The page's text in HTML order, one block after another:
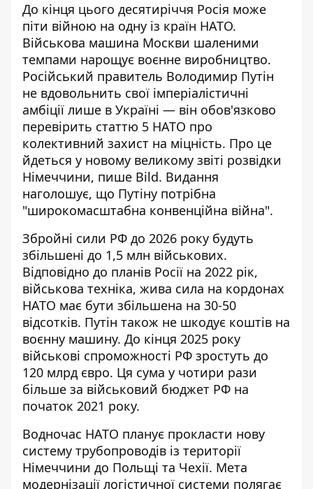
До кінця цього десятиріччя Росія може
піти війною на одну із країн НАТО.
Військова машина Москви шаленими
темпами нарощує воєнне виробництво.
Російський правитель Володимир Путін
не вдовольнить свої імперіалістичні
амбіції лише в Україні — він обов'язково
перевірить статтю 5 НАТО про
колективний захист на міцність. Про це
йдеться у новому великому звіті розвідки
Німеччини, пише Bild. Видання
наголошує, що Путіну потрібна
"широкомасштабна конвенційна війна".
Збройні сили РФ до 2026 року будуть
збільшені до 1,5 млн військових.
Відповідно до планів Росії на 2022 рік,
військова техніка, жива сила на кордонах
НАТО має бути збільшена на 30-50
відсотків. Путін також не шкодує коштів на
воєнну машину. До кінця 2025 року
військові спроможності РФ зростуть до
120 млрд євро. Ця сума у чотири рази
більше за військовий бюджет РФ на
початок 2021 року.
Водночас НАТО планує прокласти нову
систему трубопроводів із території
Німеччини до Польщі та Чехії. Мета
модернізації логістичної системи полягає